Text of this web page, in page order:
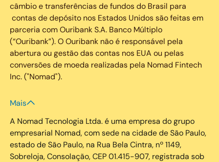
câmbio e transferências de fundos do Brasil para
contas de depósito nos Estados Unidos são feitas em
parceria com Ouribank S.A. Banco Múltiplo
(“Ouribank”). O Ouribank não é responsável pela
abertura ou gestão das contas nos EUA ou pelas
conversões de moeda realizadas pela Nomad Fintech
Inc. ("Nomad").
Mais
A Nomad Tecnologia Ltda. é uma empresa do grupo
empresarial Nomad, com sede na cidade de São Paulo,
estado de São Paulo, na Rua Bela Cintra, nº 1149,
Sobreloja, Consolação, CEP 01.415-907, registrada sob